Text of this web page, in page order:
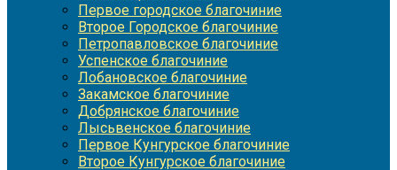
Первое городское благочиние
Второе Городское благочиние
Петропавловское благочиние
Успенское благочиние
Лобановское благочиние
Закамское благочиние
Добрянское благочиние
Лысьвенское благочиние
Первое Кунгурское благочиние
Второе Кунгурское благочиние